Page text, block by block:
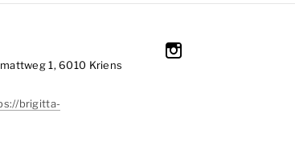
1, 6010 Kriens
brigitta-